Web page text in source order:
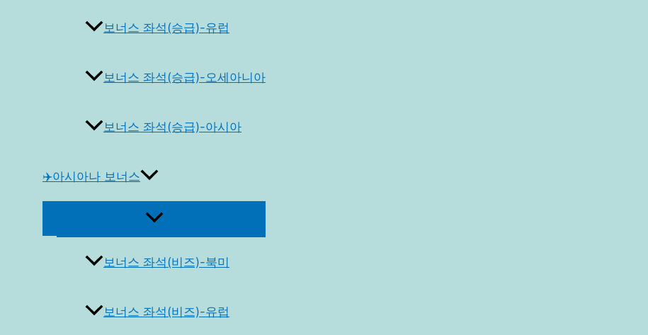
보너스 좌석(승급)-유럽
보너스 좌석(승급)-오세아니아
보너스 좌석(승급)-아시아
✈️아시아나 보너스
메
토
보너스 좌석(비즈)-북미
보너스 좌석(비즈)-유럽